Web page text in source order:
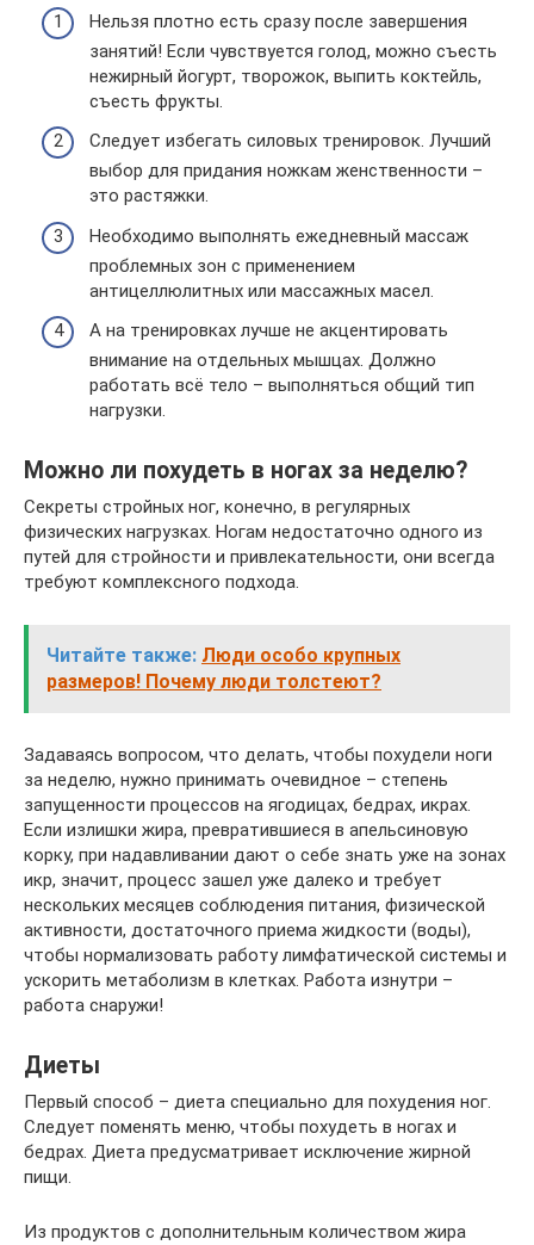
Нельзя плотно есть сразу после завершения
занятий! Если чувствуется голод, можно съесть
нежирный йогурт, творожок, выпить коктейль,
съесть фрукты.
Следует избегать силовых тренировок. Лучший
выбор для придания ножкам женственности –
это растяжки.
Необходимо выполнять ежедневный массаж
проблемных зон с применением
антицеллюлитных или массажных масел.
А на тренировках лучше не акцентировать
внимание на отдельных мышцах. Должно
работать всё тело – выполняться общий тип
нагрузки.
Можно ли похудеть в ногах за неделю?
Секреты стройных ног, конечно, в регулярных
физических нагрузках. Ногам недостаточно одного из
путей для стройности и привлекательности, они всегда
требуют комплексного подхода.
Читайте также: Люди особо крупных
размеров! Почему люди толстеют?
Задаваясь вопросом, что делать, чтобы похудели ноги
за неделю, нужно принимать очевидное – степень
запущенности процессов на ягодицах, бедрах, икрах.
Если излишки жира, превратившиеся в апельсиновую
корку, при надавливании дают о себе знать уже на зонах
икр, значит, процесс зашел уже далеко и требует
нескольких месяцев соблюдения питания, физической
активности, достаточного приема жидкости (воды),
чтобы нормализовать работу лимфатической системы и
ускорить метаболизм в клетках. Работа изнутри –
работа снаружи!
Диеты
Первый способ – диета специально для похудения ног.
Следует поменять меню, чтобы похудеть в ногах и
бедрах. Диета предусматривает исключение жирной
пищи.
Из продуктов с дополнительным количеством жира